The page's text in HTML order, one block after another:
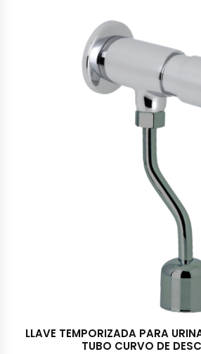
LLAVE TEMPORIZADA PARA
TUBO CURVO DE